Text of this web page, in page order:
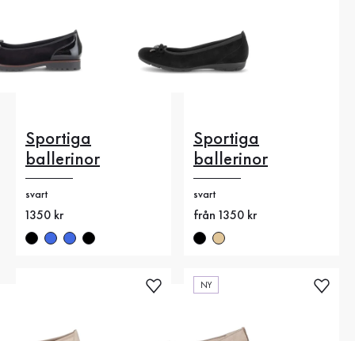
Sportiga
ballerinor
svart
Nytt pris
1350 kr
Sportiga
ballerinor
svart
Nytt pris
från 1350 kr
NY